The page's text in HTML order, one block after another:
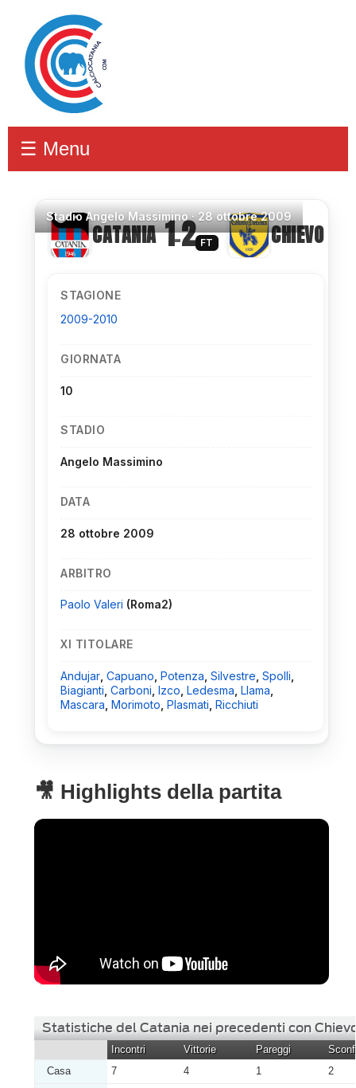
☰ Menu
StadioAngelo Massimino ·28 ottobre 2009
CATANIA 1–2 FT CHIEVO
STAGIONE
2009-2010
GIORNATA
10
STADIO
Angelo Massimino
DATA
28 ottobre 2009
ARBITRO
Paolo Valeri (Roma2)
XI TITOLARE
Andujar Capuano Potenza Silvestre Spolli
Biagianti Carboni Izco Ledesma Llama
Mascara Morimoto Plasmati Ricchiuti
🎥 Highlights della partita
Statistiche del Catania nei precedenti con
Incontri Vittorie Pareggi
Casa
7 4 1
2